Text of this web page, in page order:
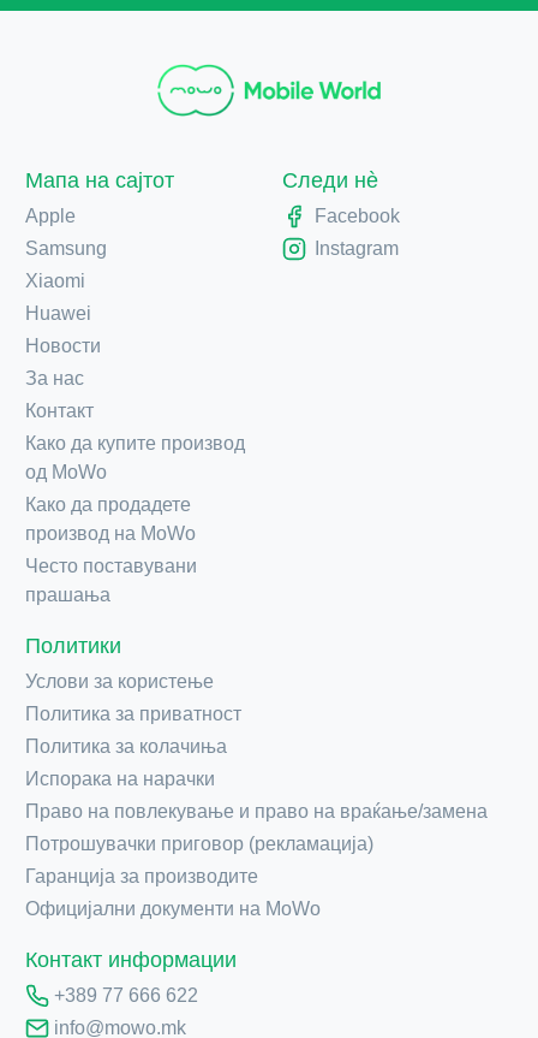
Мапа на сајтот
Apple
Samsung
Xiaomi
Huawei
Новости
За нас
Контакт
Како да купите производ
од MoWo
Како да продадете
производ на MoWo
Често поставувани
прашања
Политики
Услови за користење
Политика за приватност
Политика за колачиња
Испорака на нарачки
Право на повлекување и право на враќање/замена
Потрошувачки приговор (рекламација)
Гаранција за производите
Официјални документи на MoWo
Контакт информации
+389 77 666 622
info@mowo.mk
Следи нè
Facebook
Instagram